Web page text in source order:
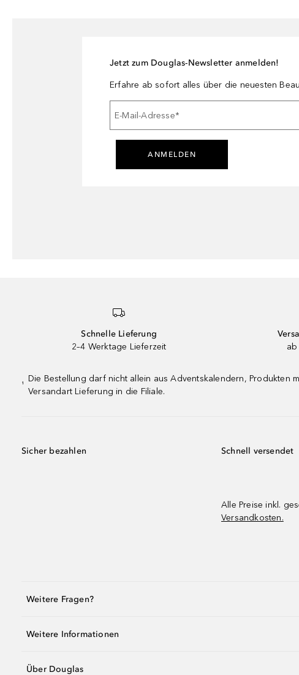
Jetzt zum Douglas-Newsletter anmelden!
Erfahre ab sofort alles über die neuesten
E-Mail-Adresse*
ANMELDEN
Schnelle Lieferung
2–4 Werktage Lieferzeit
ab
¹
Die Bestellung darf nicht allein aus Adventskalendern, Produkten
Versandart Lieferung in die Filiale.
Sicher bezahlen Schnell versendet
Alle Preise inkl.
Versandkosten.
Weitere Fragen?
Weitere Informationen
Über Douglas